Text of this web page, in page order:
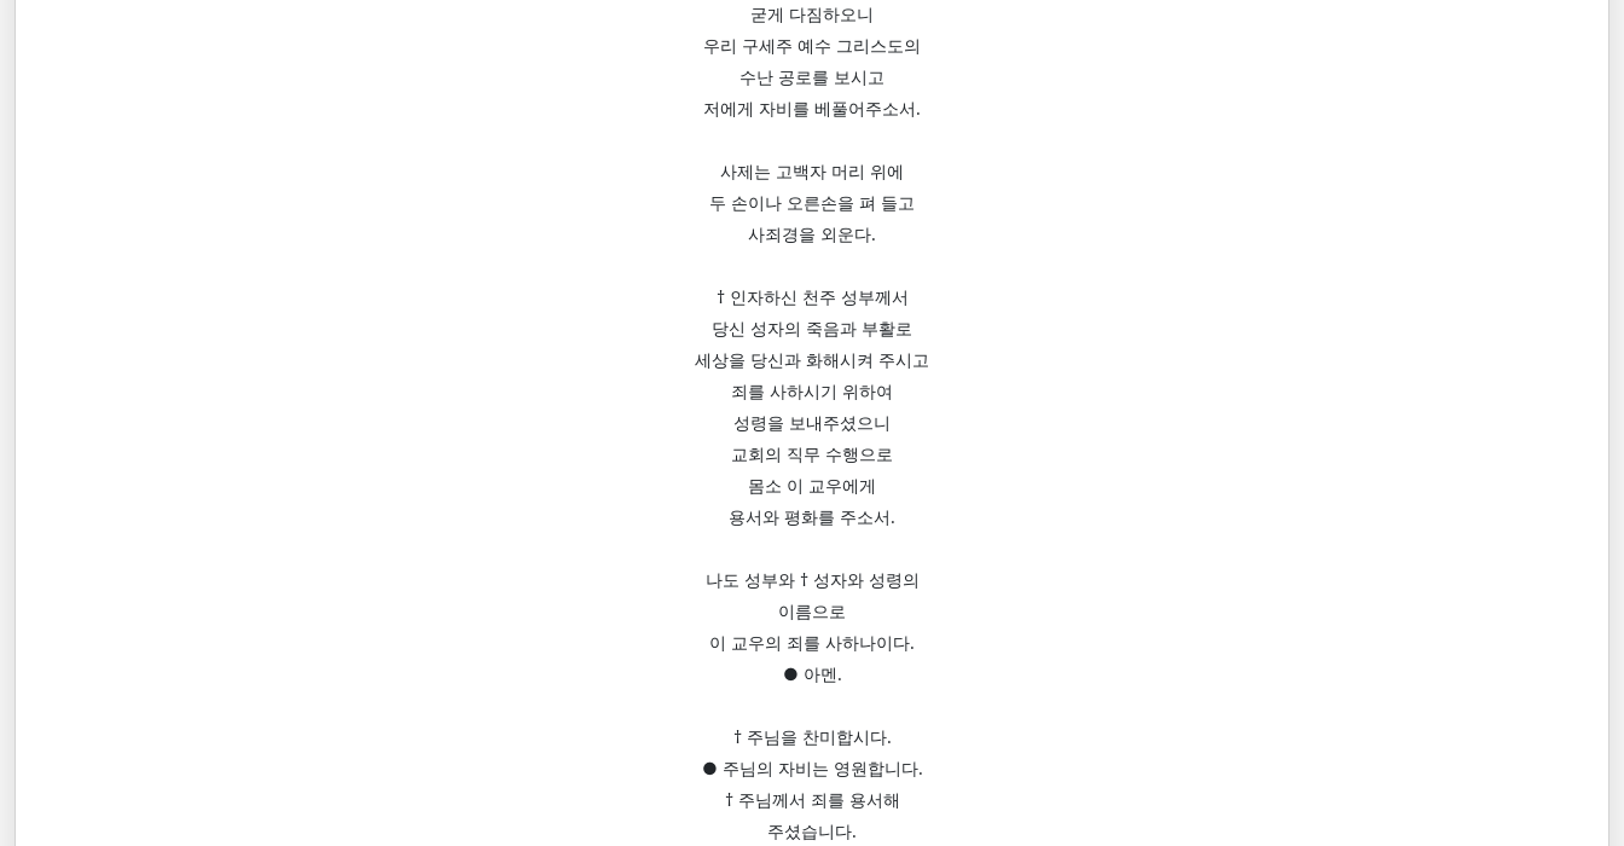
굳게 다짐하오니
우리 구세주 예수 그리스도의
수난 공로를 보시고
저에게 자비를 베풀어주소서.
사제는 고백자 머리 위에
두 손이나 오른손을 펴 들고
사죄경을 외운다.
† 인자하신 천주 성부께서
당신 성자의 죽음과 부활로
세상을 당신과 화해시켜 주시고
죄를 사하시기 위하여
성령을 보내주셨으니
교회의 직무 수행으로
몸소 이 교우에게
용서와 평화를 주소서.
나도 성부와 † 성자와 성령의
이름으로
이 교우의 죄를 사하나이다.
● 아멘.
† 주님을 찬미합시다.
● 주님의 자비는 영원합니다.
† 주님께서 죄를 용서해
주셨습니다.